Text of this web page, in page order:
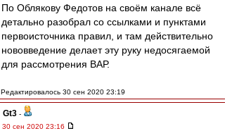
По Облякову Федотов на своём канале всё
детально разобрал со ссылками и пунктами
первоисточника правил, и там действительно
нововведение делает эту руку недосягаемой
для рассмотрения ВАР.
Редактировалось 30 сен 2020 23:19
Gt3 -
30 сен 2020 23:16